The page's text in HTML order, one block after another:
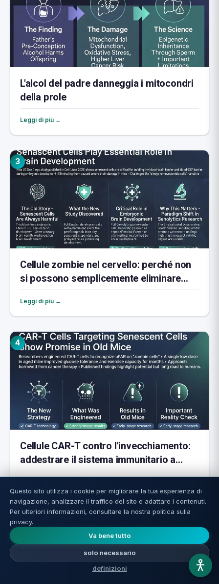
L'alcol del padre danneggia i mitocondri
della prole
Leggi di più ←
3
Cellule zombie nel cervello: perché non
si possono semplicemente eliminare
tutte
Leggi di più ←
4
Cellule CAR-T contro l'invecchiamento:
addestrare il sistema immunitario a
eliminare le cellule zombie
Vi è piaciuto il sito? Ditelo agli amici 🙌 Non vi è
piaciuto? Ditecelo e miglioreremo 💬
📲 Condividi su WhatsApp 🔗 Copia il link
Questo sito utilizza i cookie per migliorare la tua esperienza di
navigazione, analizzare il traffico del sito e adattare i contenuti.
Per ulteriori informazioni, consultare la nostra politica sulla
privacy.
Va bene tutto
solo necessario
definizioni